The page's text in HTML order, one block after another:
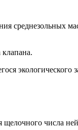
среднезольных
экологического
числа